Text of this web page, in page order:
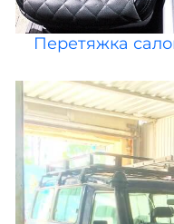
Перетяжка